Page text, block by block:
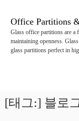
Office Partitions
Glass office partitions are
maintaining openness.
glass partitions perfect in
[태그:] 블로